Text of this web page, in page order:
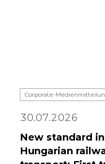
Corporate-
30.07.2026
New standard in
Hungarian